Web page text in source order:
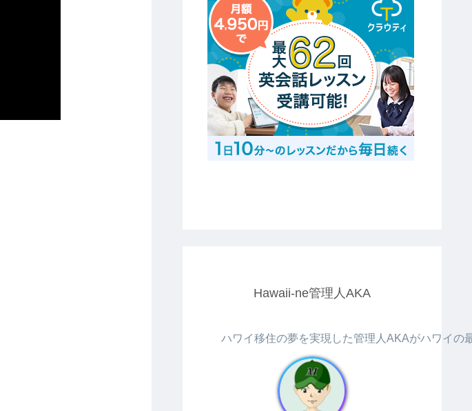
Hawaii-ne管理人AKA
ハワイ移住の夢を実現した管理人AKAがハワイの